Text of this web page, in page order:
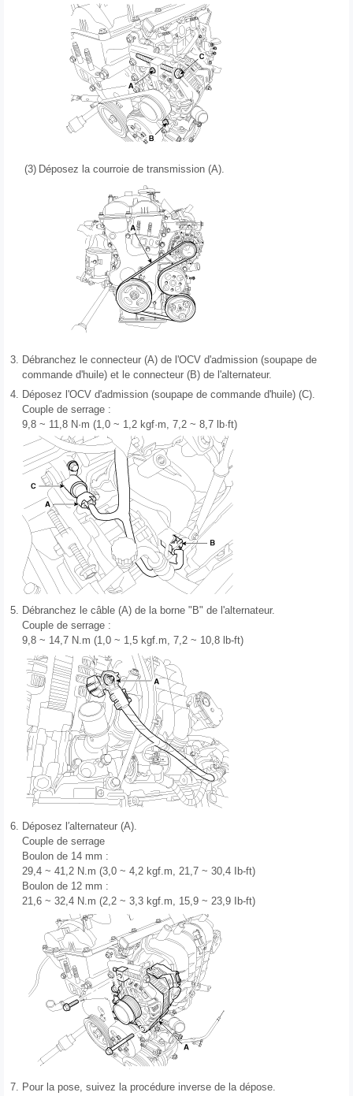
(3) Déposez la courroie de transmission (A).
3. Débranchez le connecteur (A) de l'OCV d'admission (soupape de
commande d'huile) et le connecteur (B) de l'alternateur.
4. Déposez l'OCV d'admission (soupape de commande d'huile) (C).
Couple de serrage :
9,8 ~ 11,8 N·m (1,0 ~ 1,2 kgf·m, 7,2 ~ 8,7 lb·ft)
5. Débranchez le câble (A) de la borne "B" de l'alternateur.
Couple de serrage :
9,8 ~ 14,7 N.m (1,0 ~ 1,5 kgf.m, 7,2 ~ 10,8 lb-ft)
6. Déposez l′alternateur (A).
Couple de serrage
Boulon de 14 mm :
29,4 ~ 41,2 N.m (3,0 ~ 4,2 kgf.m, 21,7 ~ 30,4 Ib-ft)
Boulon de 12 mm :
21,6 ~ 32,4 N.m (2,2 ~ 3,3 kgf.m, 15,9 ~ 23,9 Ib-ft)
7. Pour la pose, suivez la procédure inverse de la dépose.